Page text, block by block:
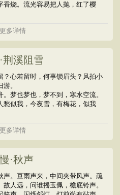
香烧。流光容易把人抛，红了樱
多详情
荆溪阻雪
？心若留时，何事锁眉头？风拍小
。
梦也梦也，梦不到，寒水空流。
愁似我，今夜雪，有梅花，似我
多详情
·秋声
声。豆雨声来，中间夹带风声。疏
人远，问谁摇玉佩，檐底铃声。